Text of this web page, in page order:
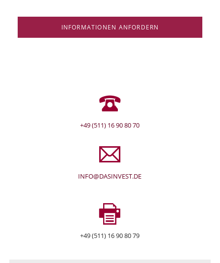
INFORMATIONEN ANFORDERN
+49 (511) 16 90 80 70
INFO@DASINVEST.DE
+49 (511) 16 90 80 79